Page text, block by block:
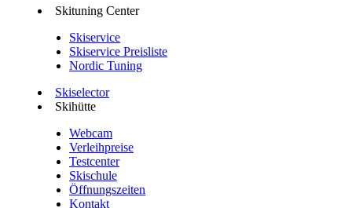
Skituning Center
Skiservice
Skiservice Preisliste
Nordic Tuning
Skiselector
Skihütte
Webcam
Verleihpreise
Testcenter
Skischule
Öffnungszeiten
Kontakt